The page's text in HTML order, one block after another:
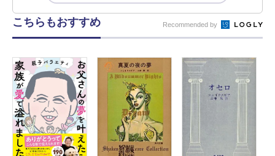
こちらもおすすめ Recommended by